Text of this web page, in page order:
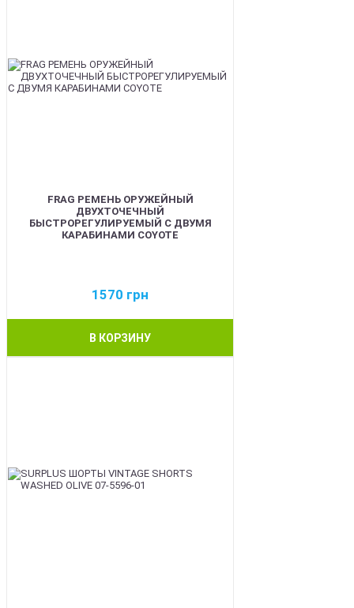
FRAG РЕМЕНЬ ОРУЖЕЙНЫЙ
ДВУХТОЧЕЧНЫЙ
БЫСТРОРЕГУЛИРУЕМЫЙ С ДВУМЯ
КАРАБИНАМИ COYOTE
1570 грн
В КОРЗИНУ